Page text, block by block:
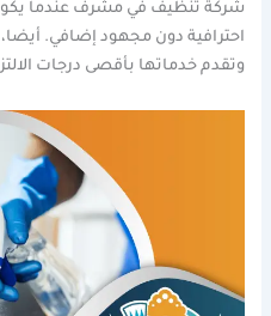
شركة تنظيف في مشرف عندما
احترافية دون مجهود إضافي.
وتقدم خدماتها بأقصى درجات